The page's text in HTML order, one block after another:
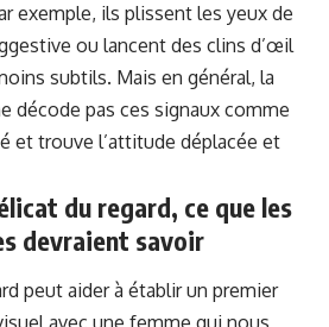
exemple, ils plissent les yeux de
ou lancent des clins d’œil
subtils. Mais en général, la
décode pas ces signaux comme
et trouve l’attitude déplacée et
du regard, ce que les
devraient savoir
peut aider à établir un premier
avec une femme qui nous